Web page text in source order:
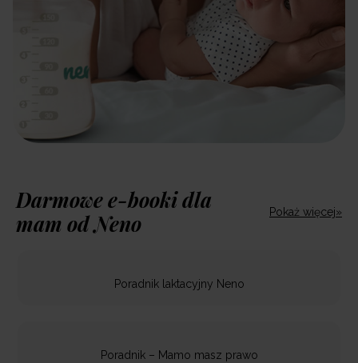
Darmowe e-booki dla
mam od Neno
Pokaż więcej»
Poradnik laktacyjny Neno
Poradnik – Mamo masz prawo